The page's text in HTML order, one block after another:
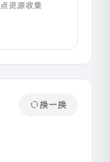
资源收集
换一换